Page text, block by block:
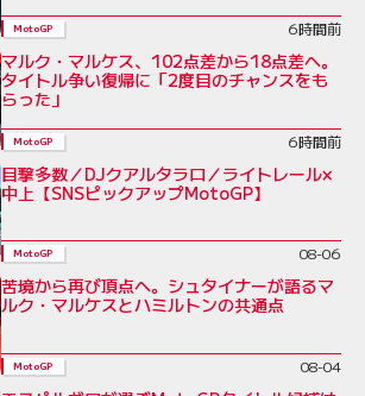
MotoGP 6時間前
マルク・マルケス、102点差から18点差へ。
タイトル争い復帰に「2度目のチャンスをも
らった」
MotoGP 6時間前
目撃多数／DJクアルタラロ／ライトレール×
中上【SNSピックアップMotoGP】
MotoGP 08-06
苦境から再び頂点へ。シュタイナーが語るマ
ルク・マルケスとハミルトンの共通点
MotoGP 08-04